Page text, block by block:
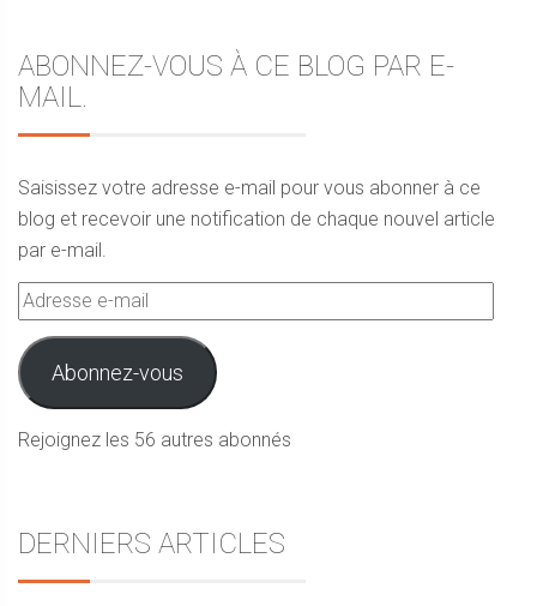
ABONNEZ-VOUS À CE BLOG PAR E-
MAIL.
Saisissez votre adresse e-mail pour vous abonner à ce
blog et recevoir une notification de chaque nouvel article
par e-mail.
Adresse
e-
mail
Abonnez-vous
Rejoignez les 56 autres abonnés
DERNIERS ARTICLES